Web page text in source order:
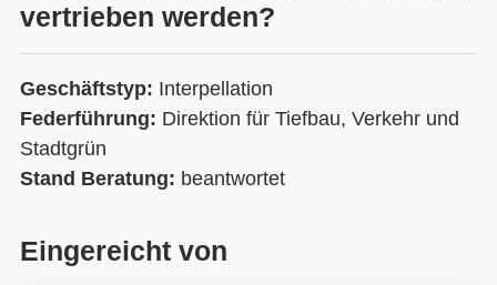
vertrieben werden?
Geschäftstyp: Interpellation
Federführung: Direktion für Tiefbau, Verkehr und
Stadtgrün
Stand Beratung: beantwortet
Eingereicht von